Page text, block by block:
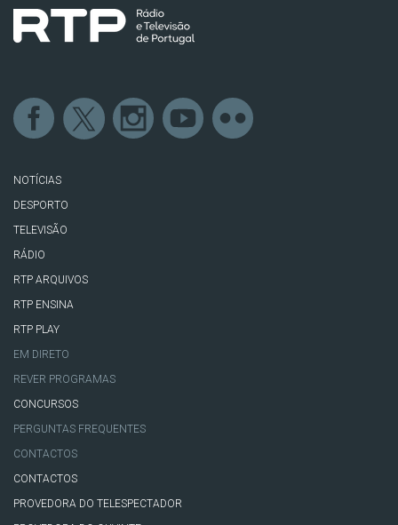
NOTÍCIAS
DESPORTO
TELEVISÃO
RÁDIO
RTP ARQUIVOS
RTP ENSINA
RTP PLAY
EM DIRETO
REVER PROGRAMAS
CONCURSOS
PERGUNTAS FREQUENTES
CONTACTOS
CONTACTOS
PROVEDORA DO TELESPECTADOR